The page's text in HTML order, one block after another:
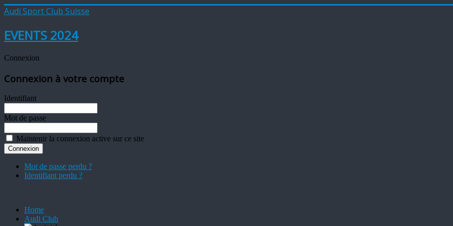
Audi Sport Club Suisse
EVENTS 2024
Connexion
Connexion à votre compte
Identifiant
Mot de passe
Maintenir la connexion active sur ce site
Mot de passe perdu ?
Identifiant perdu ?
Home
Audi Club